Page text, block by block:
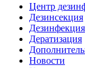
Центр
Дезинсекция
Дезинфекция
Дератизация
Новости